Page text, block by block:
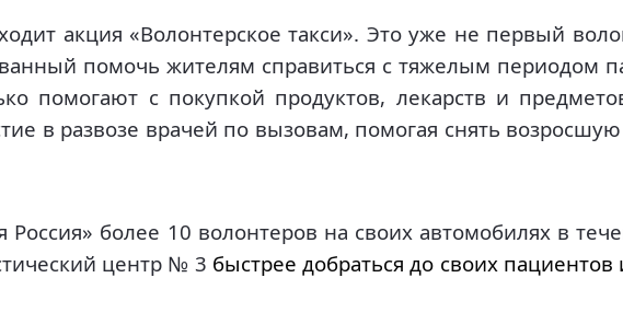
акция «Волонтерское такси». Это уже не первый
помочь жителям справиться с тяжелым периодом
помогают с покупкой продуктов, лекарств и
в развозе врачей по вызовам, помогая снять возросшую
более 10 волонтеров на своих автомобилях в
центр № 3 быстрее добраться до своих пациентов